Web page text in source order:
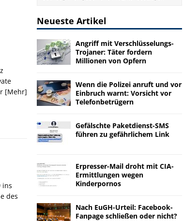
[Mehr]
ins
des
Neueste Artikel
Angriff mit Verschlüsselungs-
Trojaner: Täter fordern
Millionen von Opfern
Wenn die Polizei anruft und vor
Einbruch warnt: Vorsicht vor
Telefonbetrügern
Gefälschte Paketdienst-SMS
führen zu gefährlichem Link
Erpresser-Mail droht mit CIA-
Ermittlungen wegen
Kinderpornos
Nach EuGH-Urteil: Facebook-
Fanpage schließen oder nicht?